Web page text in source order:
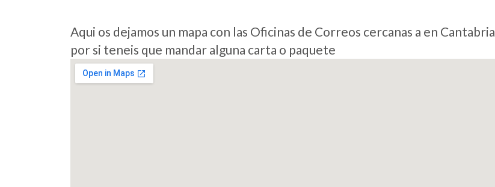
Aqui os dejamos un mapa con las Oficinas de Correos cercanas a en Cantabria
por si teneis que mandar alguna carta o paquete